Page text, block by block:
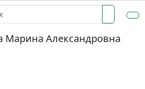
Марина Александровна